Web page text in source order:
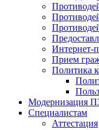
Интернет-
Прием
Политика
Модернизация
Специалистам
Аттестация